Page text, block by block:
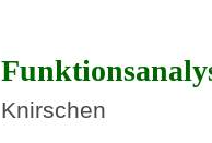
Knirschen